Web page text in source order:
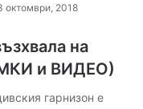
октомври, 2018
на
и ВИДЕО)
гарнизон е